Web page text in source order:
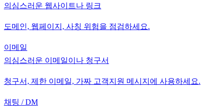
의심스러운 웹사이트나 링크
도메인, 웹페이지, 사칭 위험을 점검하세요.
이메일
의심스러운 이메일이나 청구서
청구서, 제한 이메일, 가짜 고객지원 메시지에 사용하세요.
채팅 / DM